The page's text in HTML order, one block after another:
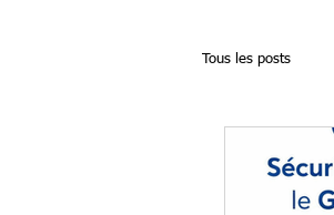
Tous les posts